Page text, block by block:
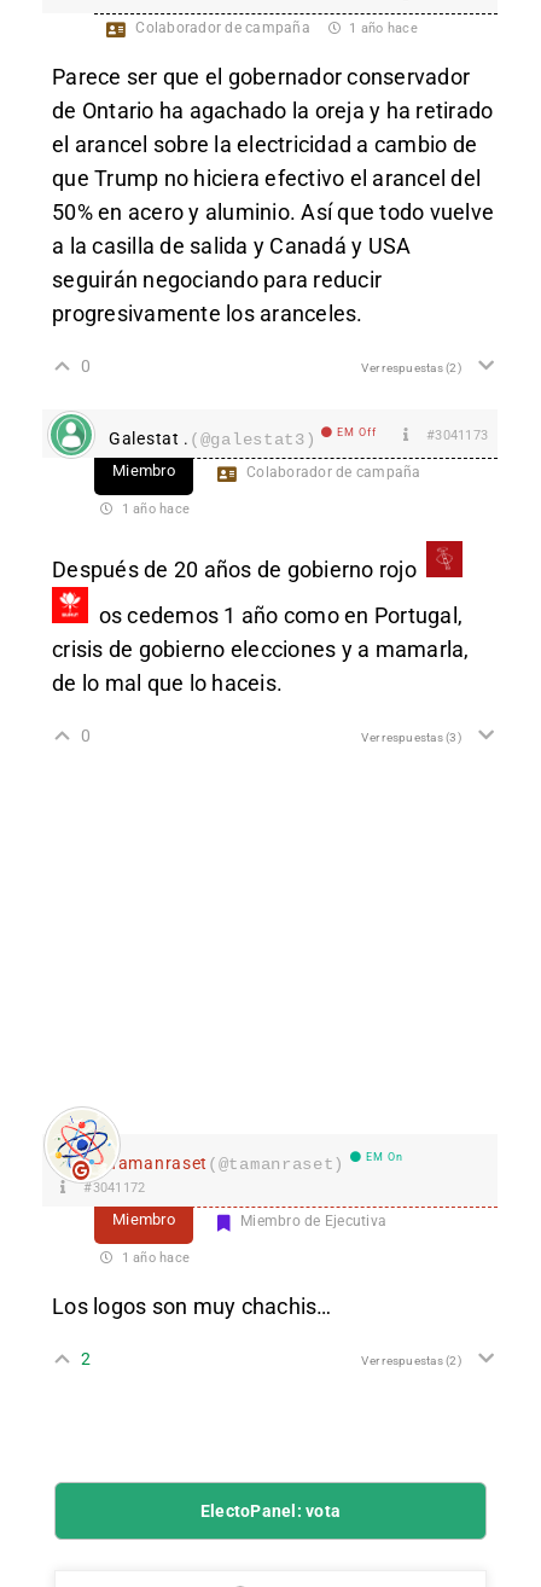
Colaborador de campaña 1 año hace
Parece ser que el gobernador conservador
de Ontario ha agachado la oreja y ha retirado
el arancel sobre la electricidad a cambio de
que Trump no hiciera efectivo el arancel del
50% en acero y aluminio. Así que todo vuelve
a la casilla de salida y Canadá y USA
seguirán negociando para reducir
progresivamente los aranceles.
0 Ver respuestas(2)
Galestat . (@galestat3) EM Off #3041173
Miembro Colaborador de campaña
1 año hace
Después de 20 años de gobierno rojo
os cedemos 1 año como en Portugal,
crisis de gobierno elecciones y a mamarla,
de lo mal que lo haceis.
0 Ver respuestas(3)
Tamanraset (@tamanraset) EM On
#3041172
Miembro Miembro de Ejecutiva
1 año hace
Los logos son muy chachis…
2 Ver respuestas(2)
ElectoPanel: vota